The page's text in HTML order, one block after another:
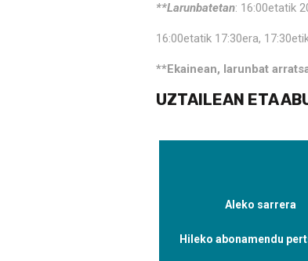
**Larunbatetan:
16:00etatik 17:30era,
**Ekainean, larunbat
UZTAILEAN ETA
Aleko sarrera
Hileko abonamendu